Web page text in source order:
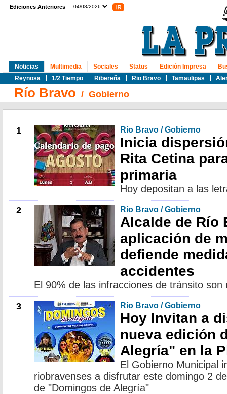
Ediciones Anteriores
Noticias
Reynosa
1/2 Tiempo Ribereña Rio Bravo Tamaulipas
Multimedia Sociales Status Edición Impresa
Río Bravo / Gobierno
1 Río Bravo / Gobierno
Inicia
Rita Cetina
primaria
Hoy depositan a las
2 Río Bravo / Gobierno
Alcalde de Río
aplicación de
defiende
accidentes
El 90% de las infracciones de tránsito son
3 Río Bravo / Gobierno
Hoy Invitan a
nueva edición
Alegría" en la
El Gobierno Municipal
riobravenses a disfrutar este domingo 2
de "Domingos de Alegría"